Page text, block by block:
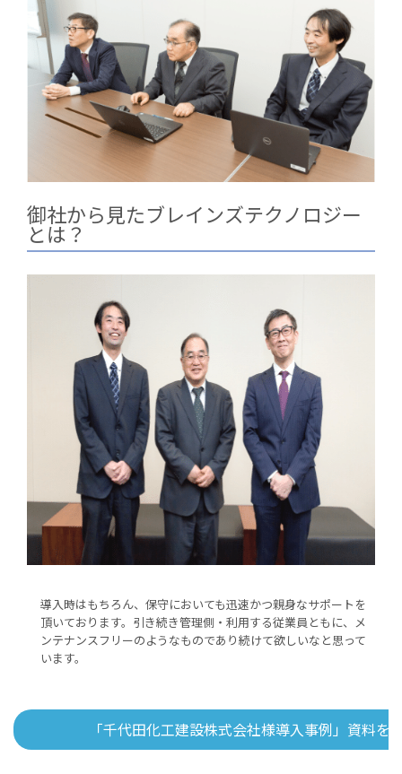
御社から見たブレインズテクノロジー
とは？
導入時はもちろん、保守においても迅速かつ親身なサポートを
頂いております。引き続き管理側・利用する従業員ともに、メ
ンテナンスフリーのようなものであり続けて欲しいなと思って
います。
「千代田化工建設株式会社様導入事例」資料を